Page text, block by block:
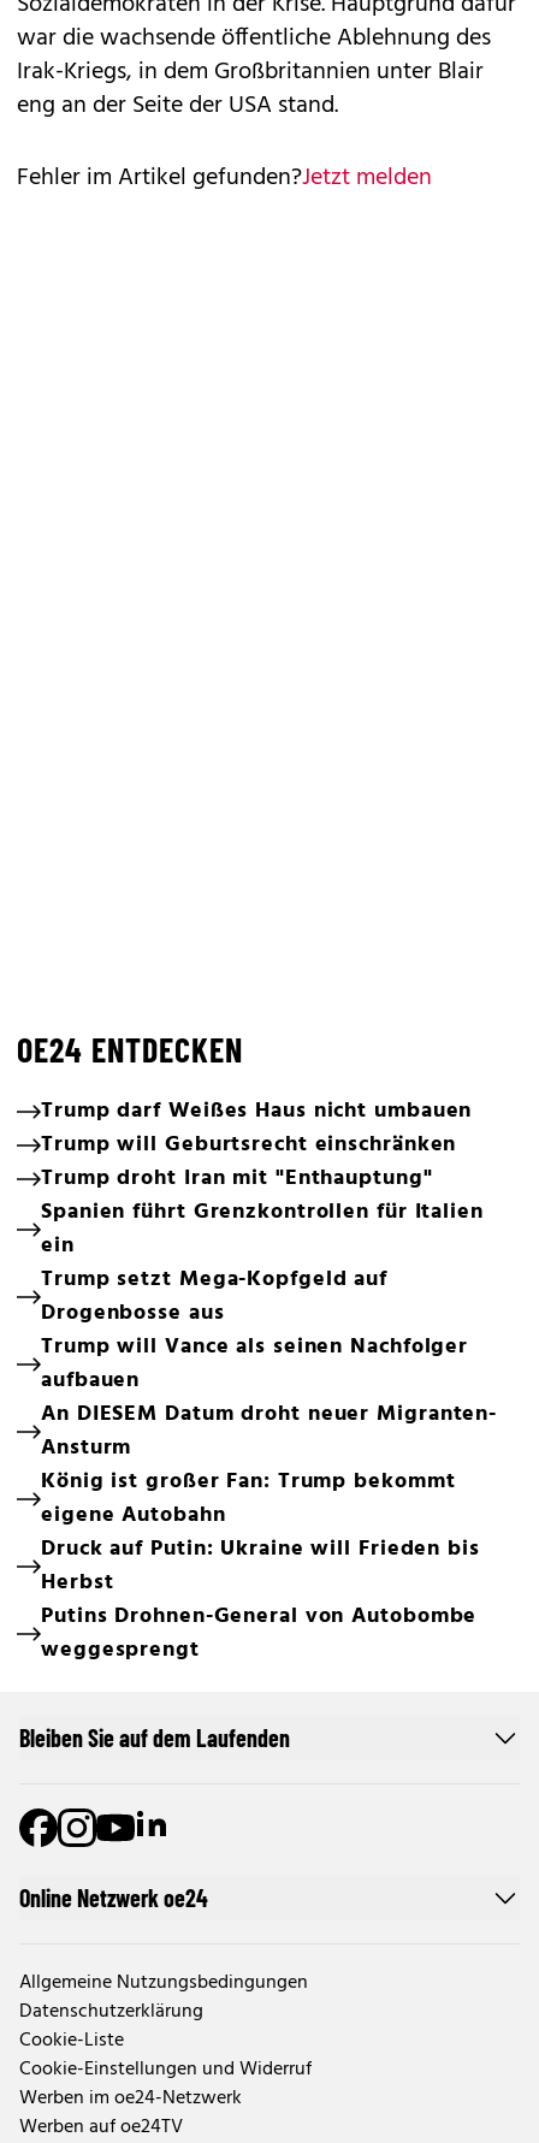
war die wachsende öffentliche Ablehnung des
Irak-Kriegs, in dem Großbritannien unter Blair
eng an der Seite der USA stand.
Fehler im Artikel gefunden?Jetzt melden
OE24 ENTDECKEN
Trump darf Weißes Haus nicht umbauen
Trump will Geburtsrecht einschränken
Trump droht Iran mit "Enthauptung"
Spanien führt Grenzkontrollen für Italien
ein
Trump setzt Mega-Kopfgeld auf
Drogenbosse aus
Trump will Vance als seinen Nachfolger
aufbauen
An DIESEM Datum droht neuer Migranten-
Ansturm
König ist großer Fan: Trump bekommt
eigene Autobahn
Druck auf Putin: Ukraine will Frieden bis
Herbst
Putins Drohnen-General von Autobombe
weggesprengt
Online Netzwerk oe24
Allgemeine Nutzungsbedingungen
Datenschutzerklärung
Cookie-Liste
Cookie-Einstellungen und Widerruf
Werben im oe24-Netzwerk
Werben auf oe24TV
Bleiben Sie auf dem Laufenden